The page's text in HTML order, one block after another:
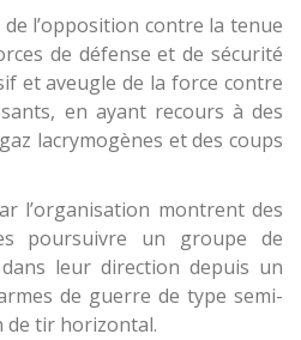
l’opposition contre la tenue
de défense et de sécurité
et aveugle de la force contre
en ayant recours à des
lacrymogènes et des coups
l’organisation montrent des
poursuivre un groupe de
leur direction depuis un
de guerre de type semi-
de tir horizontal.